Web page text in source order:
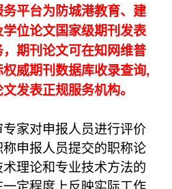
平台为防城港教育、建
位论文国家级期刊发表
期刊论文可在知网维普
威期刊数据库收录查询,
发表正规服务机构。
家对申报人员进行评价
申报人员提交的职称论
理论和专业技术方法的
定程度上反映实际工作